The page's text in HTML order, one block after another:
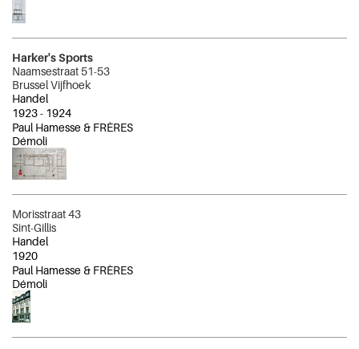
Harker's Sports
Naamsestraat 51-53
Brussel Vijfhoek
Handel
1923- 1924
Paul Hamesse & FRÈRES
Démoli
Morisstraat 43
Sint-Gillis
Handel
1920
Paul Hamesse & FRÈRES
Démoli